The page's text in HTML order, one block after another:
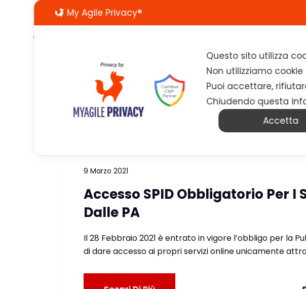
Home
Tag:servizi PA SPiD
9 Marzo 2021
Accesso SPID Obbligatorio Per I
Dalle PA
Il 28 Febbraio 2021 è entrato in vigore l’obbligo per la
di dare accesso ai propri servizi online unicamente
My Agile Privacy®
Questo sito utilizza
Non utilizziamo
Puoi accettare,
Chiudendo questa
Accetta